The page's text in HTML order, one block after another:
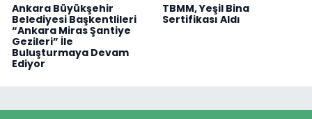
Ankara Büyükşehir
Belediyesi Başkentlileri
“Ankara Miras Şantiye
Gezileri” İle
Buluşturmaya Devam
Ediyor
TBMM, Yeşil Bina
Sertifikası Aldı